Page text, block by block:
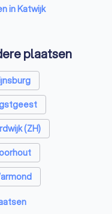
Katwijk
in Katwijk
in Katwijk
plaatsen
(ZH)